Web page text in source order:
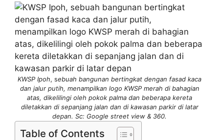
KWSP Ipoh, sebuah bangunan bertingkat dengan fasad kaca
dan jalur putih, menampilkan logo KWSP merah di bahagian
atas, dikelilingi oleh pokok palma dan beberapa kereta
diletakkan di sepanjang jalan dan di kawasan parkir di latar
depan. Sc: Google street view & 360.
Table of Contents